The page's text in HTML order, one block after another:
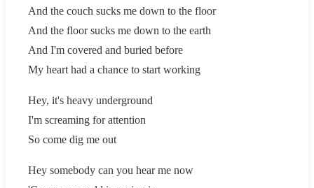
And the couch sucks me down to the floor
And the floor sucks me down to the earth
And I'm covered and buried before
My heart had a chance to start working
Hey, it's heavy underground
I'm screaming for attention
So come dig me out
Hey somebody can you hear me now